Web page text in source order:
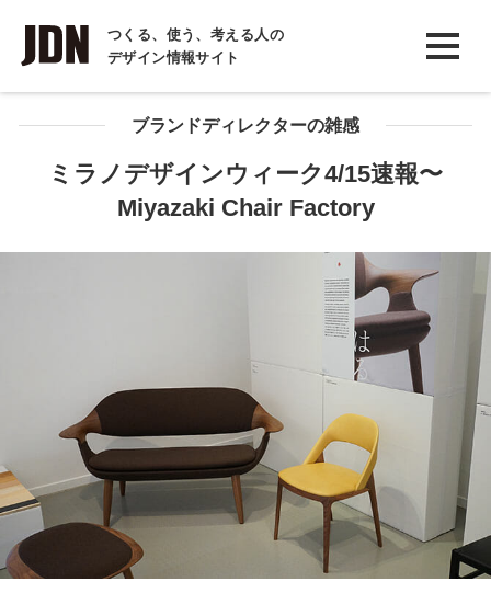
つくる、使う、考える人の
デザイン情報サイト
INTERVIEW
インタビュー
REPORT
COLUMN
ブランドディレクターの雑感
ミラノデザインウィーク4/15速報〜
Miyazaki Chair Factory